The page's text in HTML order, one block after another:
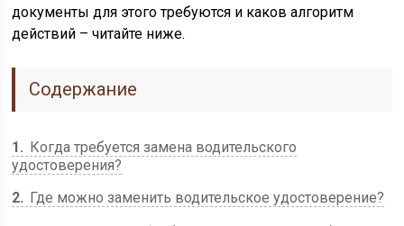
документы для этого требуются и каков алгоритм
действий – читайте ниже.
Содержание
1
Когда требуется замена водительского
удостоверения?
2
Где можно заменить водительское удостоверение?